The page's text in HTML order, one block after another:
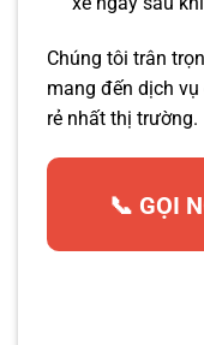
Chúng tôi trân
mang đến dịch
rẻ nhất thị trường.
📞 GỌI